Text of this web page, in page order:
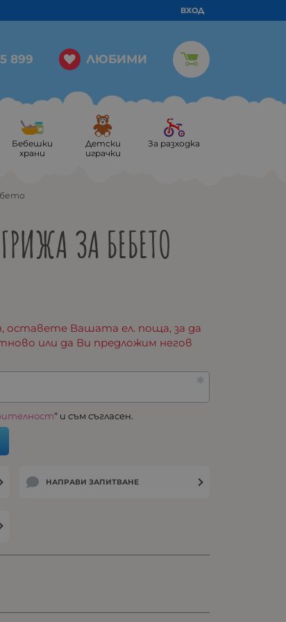
ВХОД
899 ЛЮБИМИ
Бебешки
храни
Детски
играчки
За разходка
ЗА БЕБЕТО
оставете Вашата ел. поща, за да
или да Ви предложим негов
“ и съм съгласен.
НАПРАВИ ЗАПИТВАНЕ